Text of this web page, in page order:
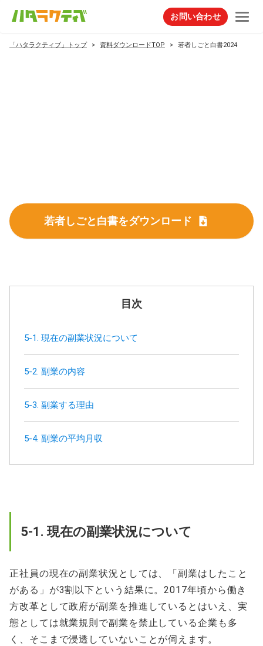
お問い合わせ
「ハタラクティブ」トップ 資料ダウンロードTOP 若者しごと白書2024
若者しごと白書をダウンロード
目次
5-1. 現在の副業状況について
5-2. 副業の内容
5-3. 副業する理由
5-4. 副業の平均月収
5-1. 現在の副業状況について
正社員の現在の副業状況としては、「副業はしたこと
がある」が3割以下という結果に。2017年頃から働き
方改革として政府が副業を推進しているとはいえ、実
態としては就業規則で副業を禁止している企業も多
く、そこまで浸透していないことが伺えます。